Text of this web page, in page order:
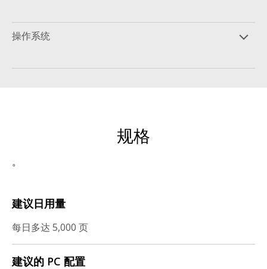
操作系统
规格
。
建议日用量
每日多达 5,000 页
建议的 PC 配置